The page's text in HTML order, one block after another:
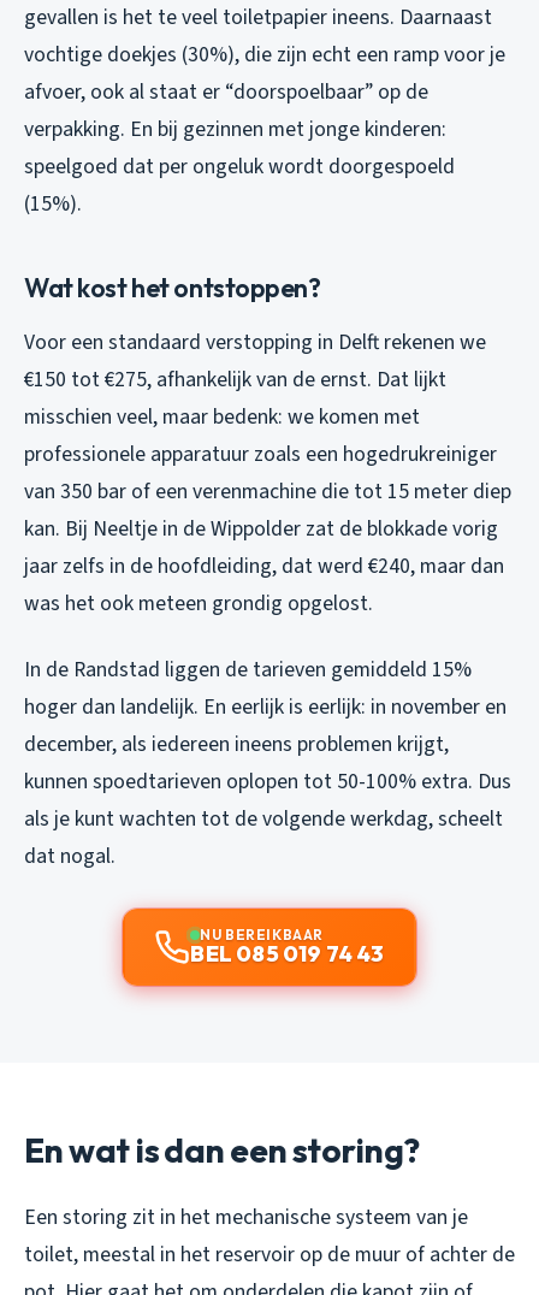
gevallen is het te veel toiletpapier ineens. Daarnaast
vochtige doekjes (30%), die zijn echt een ramp voor je
afvoer, ook al staat er “doorspoelbaar” op de
verpakking. En bij gezinnen met jonge kinderen:
speelgoed dat per ongeluk wordt doorgespoeld
(15%).
Wat kost het ontstoppen?
Voor een standaard verstopping in Delft rekenen we
€150 tot €275, afhankelijk van de ernst. Dat lijkt
misschien veel, maar bedenk: we komen met
professionele apparatuur zoals een hogedrukreiniger
van 350 bar of een verenmachine die tot 15 meter diep
kan. Bij Neeltje in de Wippolder zat de blokkade vorig
jaar zelfs in de hoofdleiding, dat werd €240, maar dan
was het ook meteen grondig opgelost.
In de Randstad liggen de tarieven gemiddeld 15%
hoger dan landelijk. En eerlijk is eerlijk: in november en
december, als iedereen ineens problemen krijgt,
kunnen spoedtarieven oplopen tot 50-100% extra. Dus
als je kunt wachten tot de volgende werkdag, scheelt
dat nogal.
NU BEREIKBAAR
BEL 085 019 74 43
En wat is dan een storing?
Een storing zit in het mechanische systeem van je
toilet, meestal in het reservoir op de muur of achter de